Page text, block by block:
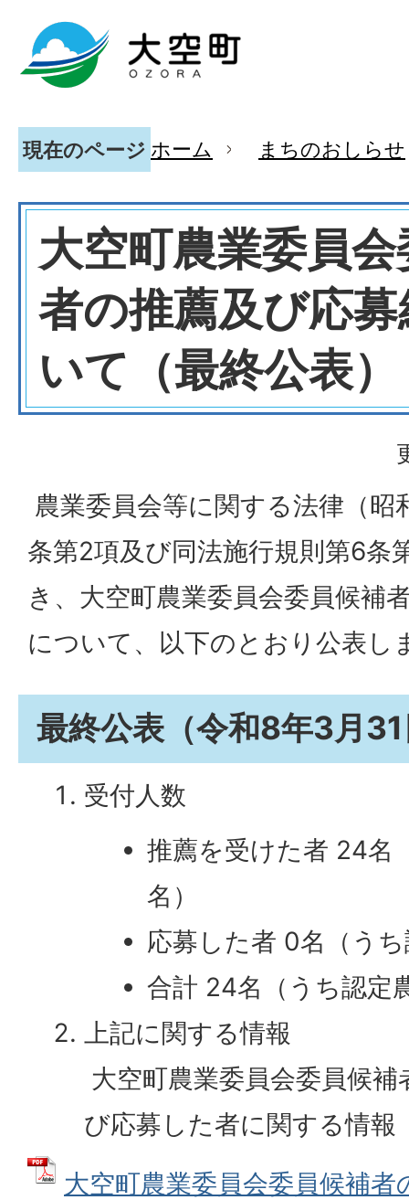
現在のページ ホーム まちのおしらせ
大空町農業委員
者の推薦及び応
いて（最終公表）
農業委員会等に関する法律（
条第2項及び同法施行規則第6条
き、大空町農業委員会委員候補
について、以下のとおり公表し
最終公表（令和8年3月
受付人数
推薦を受けた者 24名
名）
応募した者 0名（う
合計 24名（うち認定
上記に関する情報
大空町農業委員会委員候
び応募した者に関する情報
大空町農業委員会委員候補